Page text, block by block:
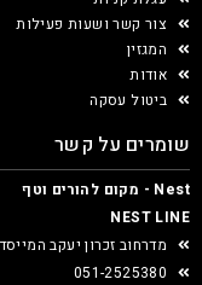
צור קשר ושעות פעילות
המגזין
אודות
ביטול עסקה
שומרים על קשר
Nest - מקום להורים וטף
NEST LINE
מדרחוב זכרון יעקב
051-2525380